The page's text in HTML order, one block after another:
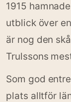
1915
utblick över
är nog den
Trulssons
Som god
plats alltför